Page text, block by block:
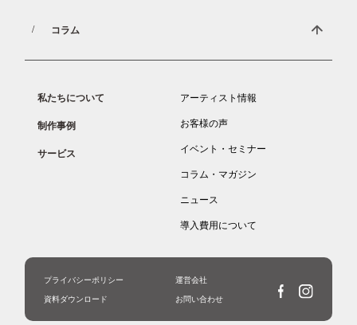
コラム
私たちについて
制作事例
サービス
アーティスト情報
お客様の声
イベント・セミナー
コラム・マガジン
ニュース
導入費用について
プライバシーポリシー
運営会社
資料ダウンロード
お問い合わせ